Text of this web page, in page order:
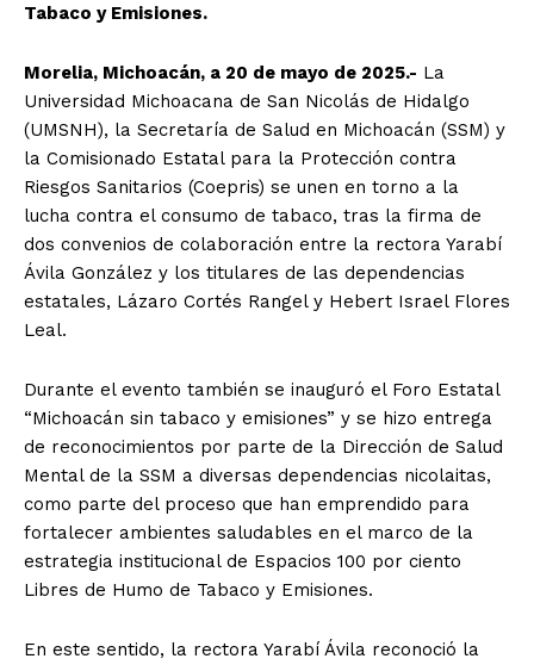
Tabaco y Emisiones.
Morelia, Michoacán, a 20 de mayo de 2025.- La
Universidad Michoacana de San Nicolás de Hidalgo
(UMSNH), la Secretaría de Salud en Michoacán (SSM) y
la Comisionado Estatal para la Protección contra
Riesgos Sanitarios (Coepris) se unen en torno a la
lucha contra el consumo de tabaco, tras la firma de
dos convenios de colaboración entre la rectora Yarabí
Ávila González y los titulares de las dependencias
estatales, Lázaro Cortés Rangel y Hebert Israel Flores
Leal.
Durante el evento también se inauguró el Foro Estatal
“Michoacán sin tabaco y emisiones” y se hizo entrega
de reconocimientos por parte de la Dirección de Salud
Mental de la SSM a diversas dependencias nicolaitas,
como parte del proceso que han emprendido para
fortalecer ambientes saludables en el marco de la
estrategia institucional de Espacios 100 por ciento
Libres de Humo de Tabaco y Emisiones.
En este sentido, la rectora Yarabí Ávila reconoció la